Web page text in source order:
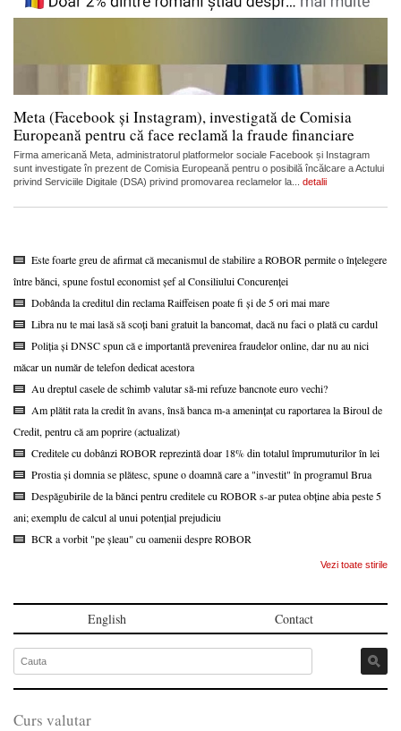
Meta (Facebook și Instagram), investigată de Comisia
Europeană pentru că face reclamă la fraude financiare
Firma americană Meta, administratorul platformelor sociale Facebook și Instagram
sunt investigate în prezent de Comisia Europeană pentru o posibilă încălcare a Actului
privind Serviciile Digitale (DSA) privind promovarea reclamelor la... detalii
Este foarte greu de afirmat că mecanismul de stabilire a ROBOR permite o înțelegere
între bănci, spune fostul economist șef al Consiliului Concurenței
Dobânda la creditul din reclama Raiffeisen poate fi și de 5 ori mai mare
Libra nu te mai lasă să scoți bani gratuit la bancomat, dacă nu faci o plată cu cardul
Poliția și DNSC spun că e importantă prevenirea fraudelor online, dar nu au nici
măcar un număr de telefon dedicat acestora
Au dreptul casele de schimb valutar să-mi refuze bancnote euro vechi?
Am plătit rata la credit în avans, însă banca m-a amenințat cu raportarea la Biroul de
Credit, pentru că am poprire (actualizat)
Creditele cu dobânzi ROBOR reprezintă doar 18% din totalul împrumuturilor în lei
Prostia și domnia se plătesc, spune o doamnă care a "investit" în programul Brua
Despăgubirile de la bănci pentru creditele cu ROBOR s-ar putea obține abia peste 5
ani; exemplu de calcul al unui potențial prejudiciu
BCR a vorbit "pe șleau" cu oamenii despre ROBOR
Vezi toate stirile
English Contact
Curs valutar